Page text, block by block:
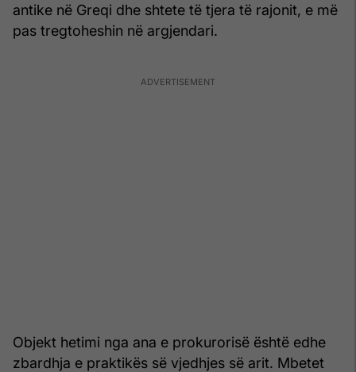
antike në Greqi dhe shtete të tjera të rajonit, e më
pas tregtoheshin në argjendari.
Objekt hetimi nga ana e prokurorisë është edhe
zbardhja e praktikës së vjedhjes së arit. Mbetet